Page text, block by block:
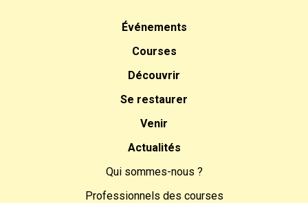
Événements
Courses
Découvrir
Se restaurer
Venir
Actualités
Qui sommes-nous ?
Professionnels des courses